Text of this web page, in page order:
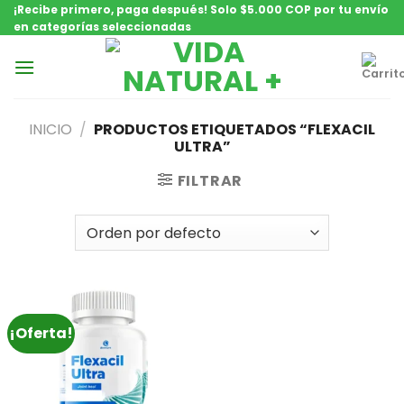
Saltar
contenido
¡Recibe primero, paga después! Solo $5.000 COP por tu envío
en categorías seleccionadas
INICIO / PRODUCTOS ETIQUETADOS “FLEXACIL
ULTRA”
FILTRAR
¡Oferta!